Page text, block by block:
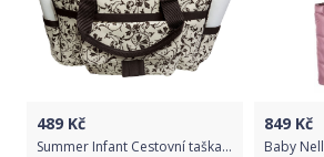
489 Kč
Summer Infant Cestovní taška Itabel Tote
849 Kč